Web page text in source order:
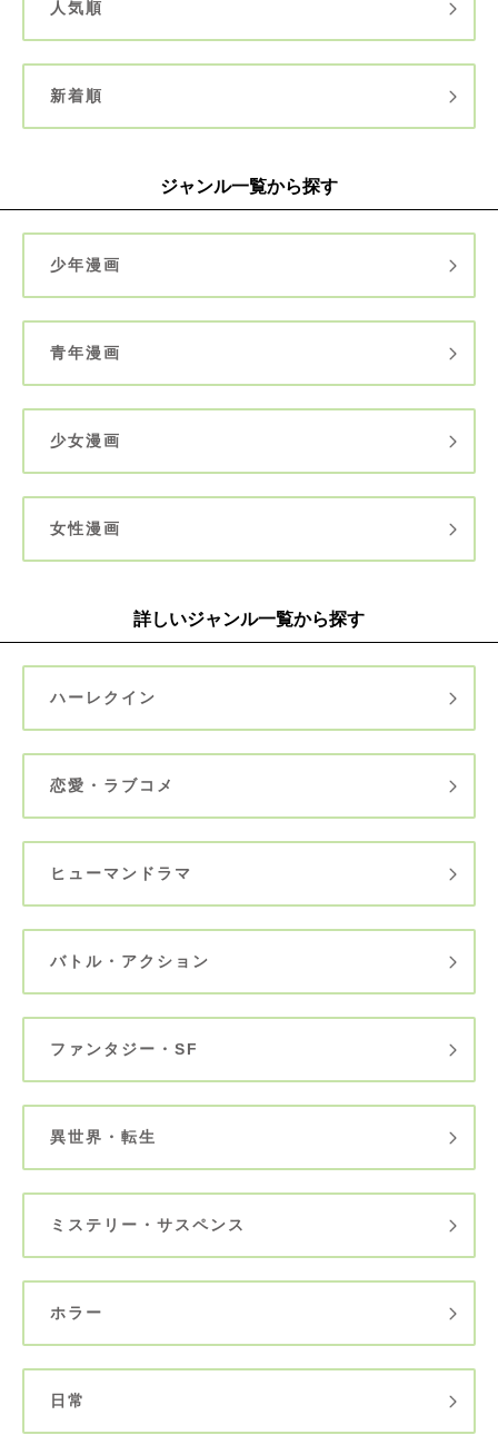
人気順
新着順
ジャンル一覧から探す
少年漫画
青年漫画
少女漫画
女性漫画
詳しいジャンル一覧から探す
ハーレクイン
恋愛・ラブコメ
ヒューマンドラマ
バトル・アクション
ファンタジー・SF
異世界・転生
ミステリー・サスペンス
ホラー
日常